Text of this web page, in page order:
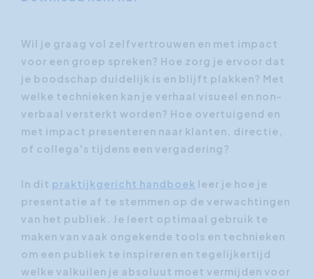
Wil je graag vol zelfvertrouwen en met impact
voor een groep spreken? Hoe zorg je ervoor dat
je boodschap duidelijk is en blijft plakken? Met
welke technieken kan je verhaal visueel en non-
verbaal versterkt worden? Hoe overtuigend en
met impact presenteren naar klanten, directie,
of collega's tijdens een vergadering?
In dit praktijkgericht handboek leer je hoe je
presentatie af te stemmen op de verwachtingen
van het publiek. Je leert optimaal gebruik te
maken van vaak ongekende tools en technieken
om een publiek te inspireren en tegelijkertijd
welke valkuilen je absoluut moet vermijden voor